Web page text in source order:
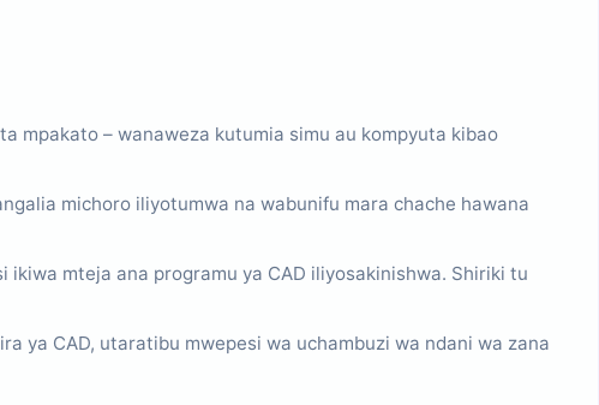
mpakato – wanaweza kutumia simu au kompyuta kibao
michoro iliyotumwa na wabunifu mara chache hawana
mteja ana programu ya CAD iliyosakinishwa. Shiriki tu
ya CAD, utaratibu mwepesi wa uchambuzi wa ndani wa zana